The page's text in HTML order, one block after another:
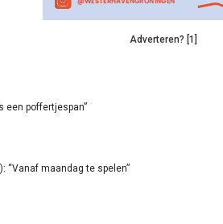
Adverteren? [1]
een poffertjespan”
“Vanaf maandag te spelen”